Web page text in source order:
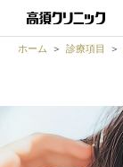
ホーム 診療項目